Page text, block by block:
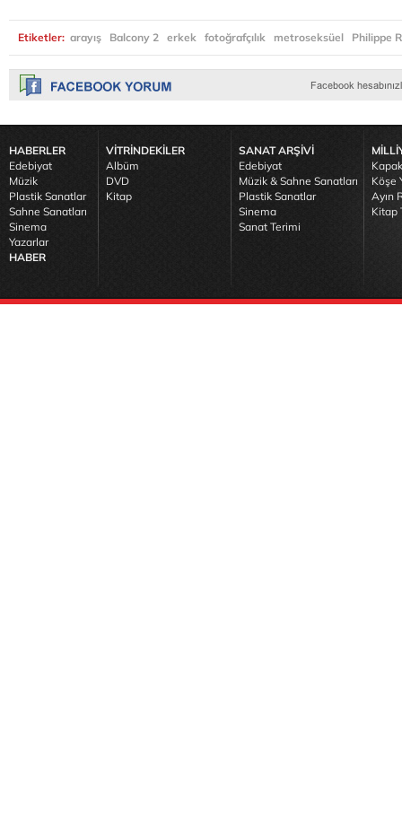
Etiketler: arayış Balcony 2 erkek fotoğrafçılık metroseksüel Philippe
HABERLER
Edebiyat
Müzik
Plastik Sanatlar
Sahne Sanatları
Sinema
Yazarlar
HABER
VİTRİNDEKİLER
Albüm
DVD
Kitap
SANAT ARŞİVİ
Edebiyat
Müzik & Sahne Sanatları
Plastik Sanatlar
Sinema
Sanat Terimi
Köşe
Ayın
Kitap